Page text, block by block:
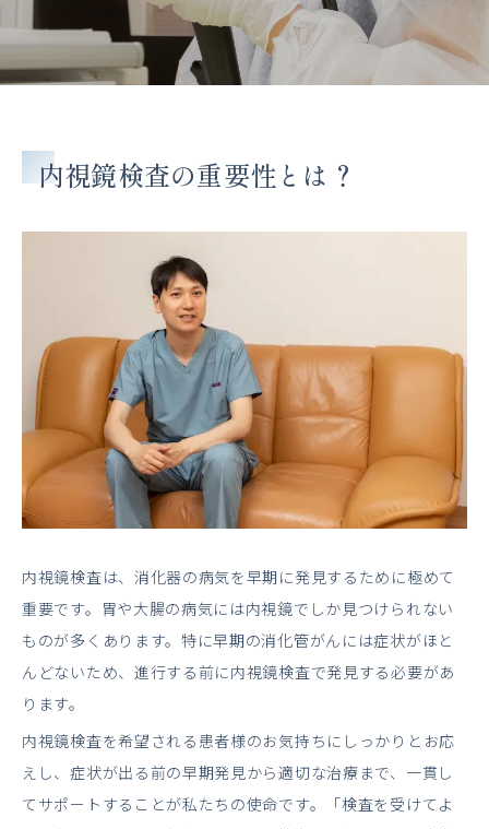
内視鏡検査の重要性とは？
内視鏡検査は、消化器の病気を早期に発見するために極めて
重要です。胃や大腸の病気には内視鏡でしか見つけられない
ものが多くあります。特に早期の消化管がんには症状がほと
んどないため、進行する前に内視鏡検査で発見する必要があ
ります。
内視鏡検査を希望される患者様のお気持ちにしっかりとお応
えし、症状が出る前の早期発見から適切な治療まで、一貫し
てサポートすることが私たちの使命です。「検査を受けてよ